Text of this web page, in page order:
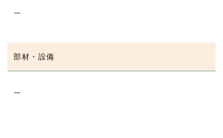
ー
部材・設備
ー